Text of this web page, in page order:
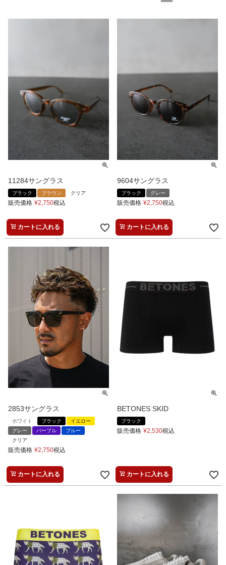
11284サングラス
ブラック ブラウン クリア
販売価格 ¥2,750税込
カートに入れる
9604サングラス
ブラック グレー
販売価格 ¥2,750税込
カートに入れる
2853サングラス
ホワイト ブラック
イエロー
グレー
パープル
ブルー
クリア
販売価格 ¥2,750税込
カートに入れる
BETONES SKID
ブラック
販売価格 ¥2,530税込
カートに入れる